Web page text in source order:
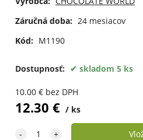
Záručná doba: 24 mesiacov
Kód: M1190
Dostupnosť: skladom 5 ks
10.00€ bez DPH
12.30 € ks